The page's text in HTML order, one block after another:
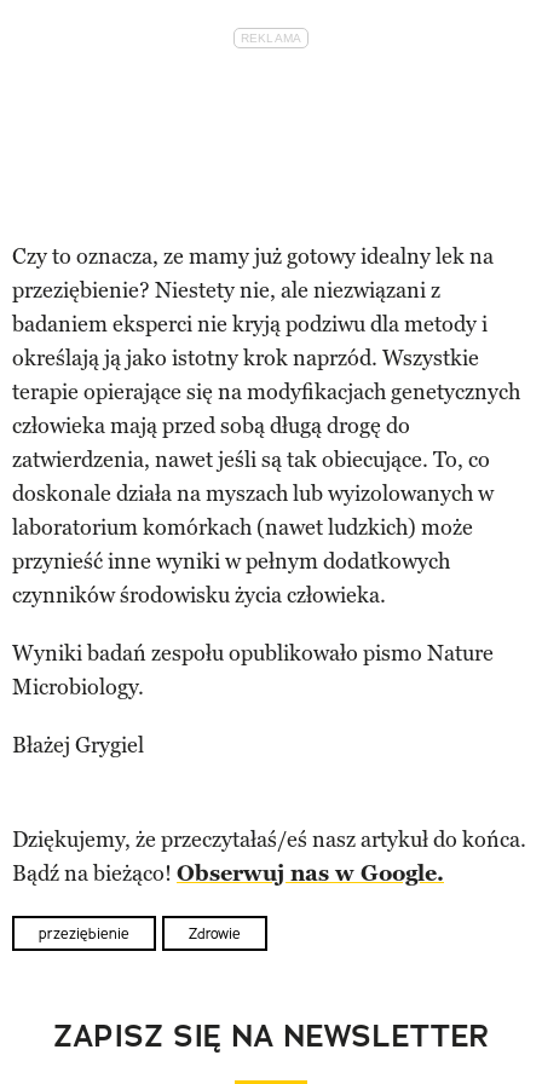
Czy to oznacza, ze mamy już gotowy idealny lek na
przeziębienie? Niestety nie, ale niezwiązani z
badaniem eksperci nie kryją podziwu dla metody i
określają ją jako istotny krok naprzód. Wszystkie
terapie opierające się na modyfikacjach genetycznych
człowieka mają przed sobą długą drogę do
zatwierdzenia, nawet jeśli są tak obiecujące. To, co
doskonale działa na myszach lub wyizolowanych w
laboratorium komórkach (nawet ludzkich) może
przynieść inne wyniki w pełnym dodatkowych
czynników środowisku życia człowieka.
Wyniki badań zespołu opublikowało pismo Nature
Microbiology.
Błażej Grygiel
Dziękujemy, że przeczytałaś/eś nasz artykuł do końca.
Bądź na bieżąco! Obserwuj nas w Google.
przeziębienie Zdrowie
ZAPISZ SIĘ NA NEWSLETTER